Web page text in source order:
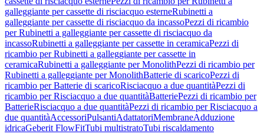
galleggiante per cassette di risciacquo esterneRubinetti a
galleggiante per cassette di risciacquo da incassoPezzi di ricambio
per Rubinetti a galleggiante per cassette di risciacquo da
incassoRubinetti a galleggiante per cassette in ceramicaPezzi di
ricambio per Rubinetti a galleggiante per cassette in
ceramicaRubinetti a galleggiante per MonolithPezzi di ricambio per
Rubinetti a galleggiante per MonolithBatterie di scaricoPezzi di
ricambio per Batterie di scaricoRisciacquo a due quantitàPezzi di
ricambio per Risciacquo a due quantitàBatteriePezzi di ricambio per
BatterieRisciacquo a due quantitàPezzi di ricambio per Risciacquo a
due quantitàAccessoriPulsantiAdattatoriMembraneAdduzione
idricaGeberit FlowFitTubi multistratoTubi riscaldamento